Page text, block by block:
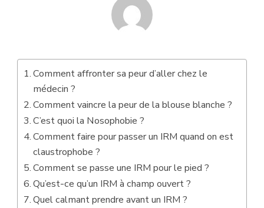
Comment affronter sa peur d’aller chez le
médecin ?
Comment vaincre la peur de la blouse blanche ?
C’est quoi la Nosophobie ?
Comment faire pour passer un IRM quand on est
claustrophobe ?
Comment se passe une IRM pour le pied ?
Qu’est-ce qu’un IRM à champ ouvert ?
Quel calmant prendre avant un IRM ?